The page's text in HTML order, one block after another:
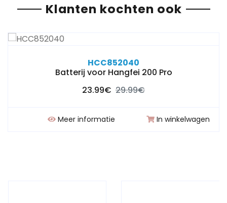
Klanten kochten ook
HCC852040
Batterij voor Hangfei 200 Pro
23.99€ 29.99€
Meer informatie In winkelwagen